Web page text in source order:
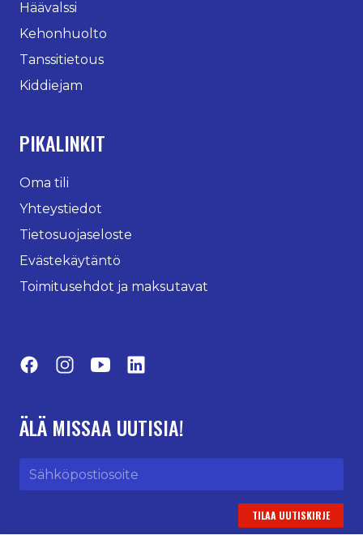
Häävalssi
Kehonhuolto
Tanssitietous
Kiddiejam
PIKALINKIT
Oma tili
Yhteystiedot
Tietosuojaseloste
Evästekäytäntö
Toimitusehdot ja maksutavat
FacebookInstagramYouTube
ÄLÄ MISSAA UUTISIA!
Sähköpostiosoite